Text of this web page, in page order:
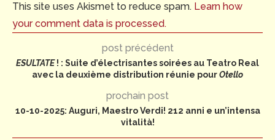
This site uses Akismet to reduce spam. Learn how
your comment data is processed.
post précédent
ESULTATE! : Suite d’électrisantes soirées au Teatro Real
avec la deuxième distribution réunie pourOtello
prochain post
10-10-2025: Auguri, Maestro Verdi! 212 anni e un’intensa
vitalità!